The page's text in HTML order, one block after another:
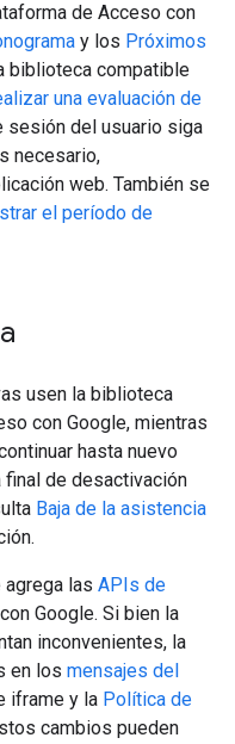
de Acceso con
y los Próximos
biblioteca compatible
una evaluación de
sesión del usuario siga
necesario,
web. También se
el período de
usen la biblioteca
con Google, mientras
hasta nuevo
de desactivación
Baja de la asistencia
las APIs de
Google. Si bien la
inconvenientes, la
en los mensajes del
iframe y la Política de
cambios pueden